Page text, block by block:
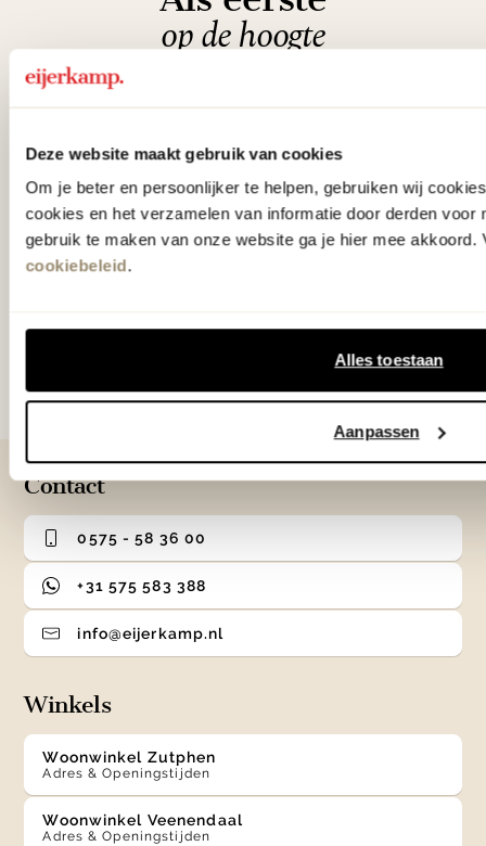
Deze website maakt gebruik van cookies
Om je beter en persoonlijker te helpen, gebruiken wij
cookies en het verzamelen van informatie door derden voor
gebruik te maken van onze website ga je hier mee akkoord.
cookiebeleid.
Alles toestaan
Aanpassen
op de hoogte
Ontvang € 25.- korting op je eerste
nieuwste collecties, laatste woontrends en
verrassende acties.
Door te abonneren op onze nieuwsbrief, ga je akkoord
Contact
0575 - 58 36 00
+31 575 583 388
info@eijerkamp.nl
Winkels
Woonwinkel Zutphen
Adres & Openingstijden
Woonwinkel Veenendaal
Adres & Openingstijden